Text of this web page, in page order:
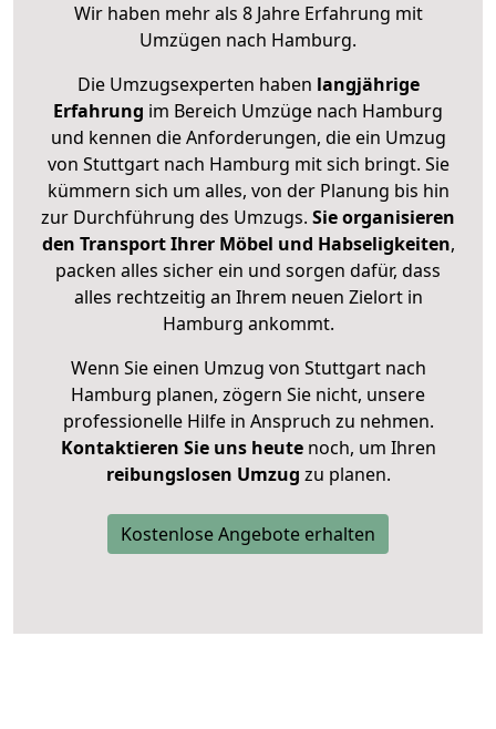
Wir haben mehr als 8 Jahre Erfahrung mit
Umzügen nach Hamburg.
Die Umzugsexperten haben langjährige
Erfahrung im Bereich Umzüge nach Hamburg
und kennen die Anforderungen, die ein Umzug
von Stuttgart nach Hamburg mit sich bringt. Sie
kümmern sich um alles, von der Planung bis hin
zur Durchführung des Umzugs. Sie organisieren
den Transport Ihrer Möbel und Habseligkeiten,
packen alles sicher ein und sorgen dafür, dass
alles rechtzeitig an Ihrem neuen Zielort in
Hamburg ankommt.
Wenn Sie einen Umzug von Stuttgart nach
Hamburg planen, zögern Sie nicht, unsere
professionelle Hilfe in Anspruch zu nehmen.
Kontaktieren Sie uns heutenoch, um Ihren
reibungslosen Umzug zu planen.
Kostenlose Angebote erhalten